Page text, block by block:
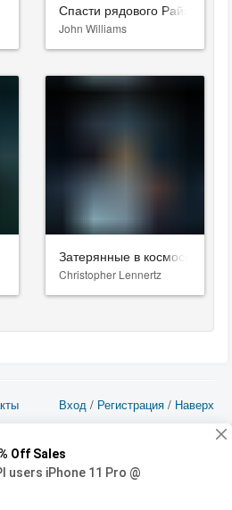
3 Спасти рядового Райана
John Williams
Затерянные в космосе
Christopher Lennertz
Вход / Регистрация / Наверх
только в том в случае, если
целями - для прочих целей
запись.